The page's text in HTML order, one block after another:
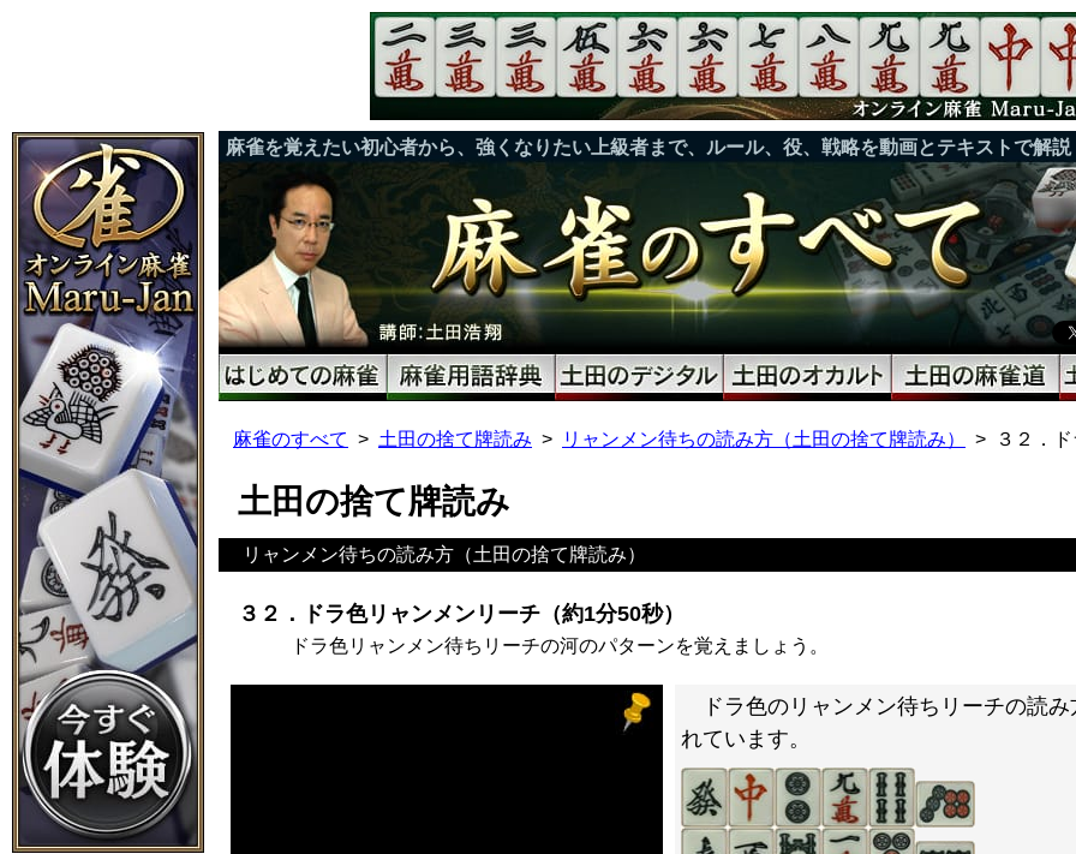
麻雀を覚えたい初心者から、強くなりたい上級者まで、ルール、役、戦略を動画とテキストで解説
麻雀のすべて 土田の捨て牌読み リャンメン待ちの読み方（土田の捨て牌読み） ３２．
土田の捨て牌読み
リャンメン待ちの読み方（土田の捨て牌読み）
３２．ドラ色リャンメンリーチ（約1分50秒）
ドラ色リャンメン待ちリーチの河のパターンを覚えましょう。
ドラ色のリャンメン待ちリーチの読
れています。